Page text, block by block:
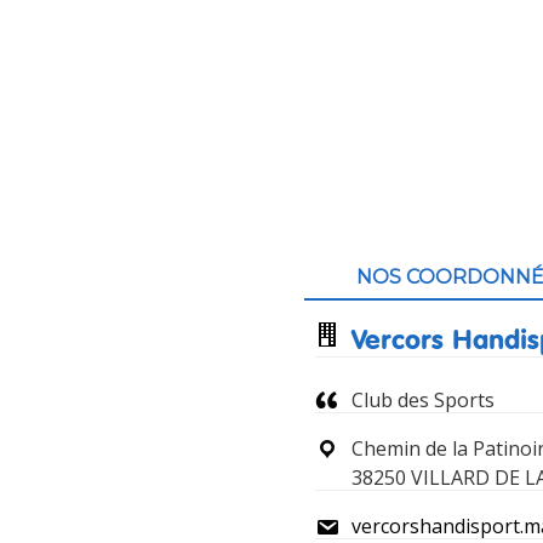
NOS
Vercors
Club des Sports
Chemin de la
38250 VILLARD DE